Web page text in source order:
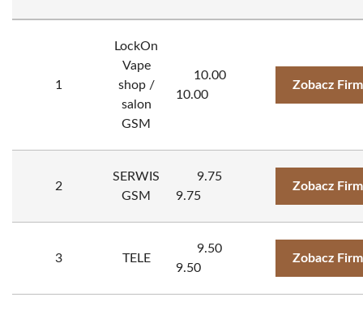
1
LockOn
Vape
shop /
salon
GSM
10.00
10.00
Zobacz
2
SERWIS
GSM
9.75
9.75
Zobacz
3 TELE
9.50
9.50
Zobacz